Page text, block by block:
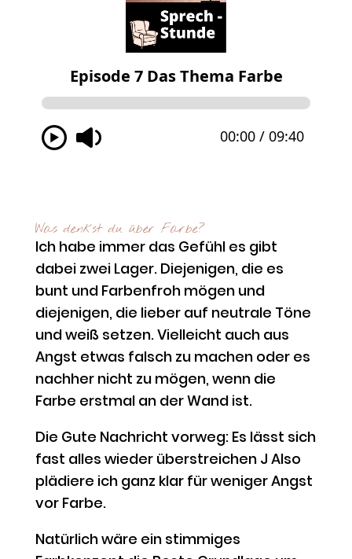
Was denkst du über Farbe?
Ich habe immer das Gefühl es gibt
dabei zwei Lager. Diejenigen, die es
bunt und Farbenfroh mögen und
diejenigen, die lieber auf neutrale Töne
und weiß setzen. Vielleicht auch aus
Angst etwas falsch zu machen oder es
nachher nicht zu mögen, wenn die
Farbe erstmal an der Wand ist.
Die Gute Nachricht vorweg: Es lässt sich
fast alles wieder überstreichen J Also
plädiere ich ganz klar für weniger Angst
vor Farbe.
Natürlich wäre ein stimmiges